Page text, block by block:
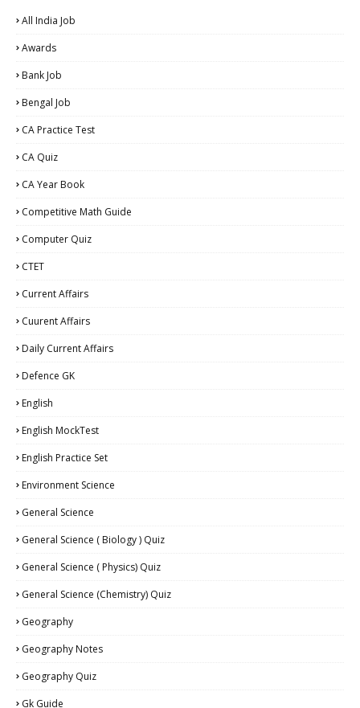
All India Job
Awards
Bank Job
Bengal Job
CA Practice Test
CA Quiz
CA Year Book
Competitive Math Guide
Computer Quiz
CTET
Current Affairs
Cuurent Affairs
Daily Current Affairs
Defence GK
English
English MockTest
English Practice Set
Environment Science
General Science
General Science ( Biology ) Quiz
General Science ( Physics) Quiz
General Science (Chemistry) Quiz
Geography
Geography Notes
Geography Quiz
Gk Guide